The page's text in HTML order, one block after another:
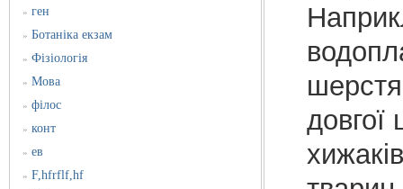
» ген
» Ботаніка екзам
» Фізіологія
» Мова
» філос
» конт
» ев
» F,hfrflf,hf
довгої